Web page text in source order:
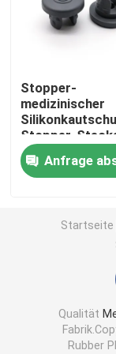
Spritzen-
Blut-
Stopper-
medizinischer
Stopper-
20mm ISO
Anfrage
Startseite
Qualität
Rubber